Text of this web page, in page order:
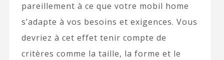
pareillement à ce que votre mobil home
s’adapte à vos besoins et exigences. Vous
devriez à cet effet tenir compte de
critères comme la taille, la forme et le